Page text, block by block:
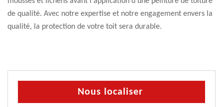
de qualité. Avec notre expertise et notre engagement envers la
qualité, la protection de votre toit sera durable.
Nous localiser